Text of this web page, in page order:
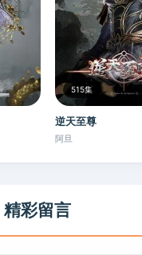
515集
逆天至尊
阿旦
精彩留言